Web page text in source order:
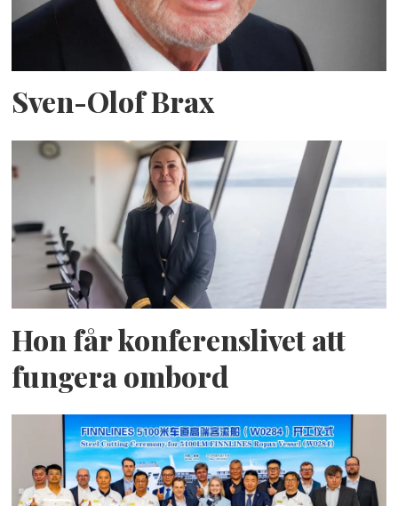
Sven-Olof Brax
Hon får konferenslivet att
fungera ombord